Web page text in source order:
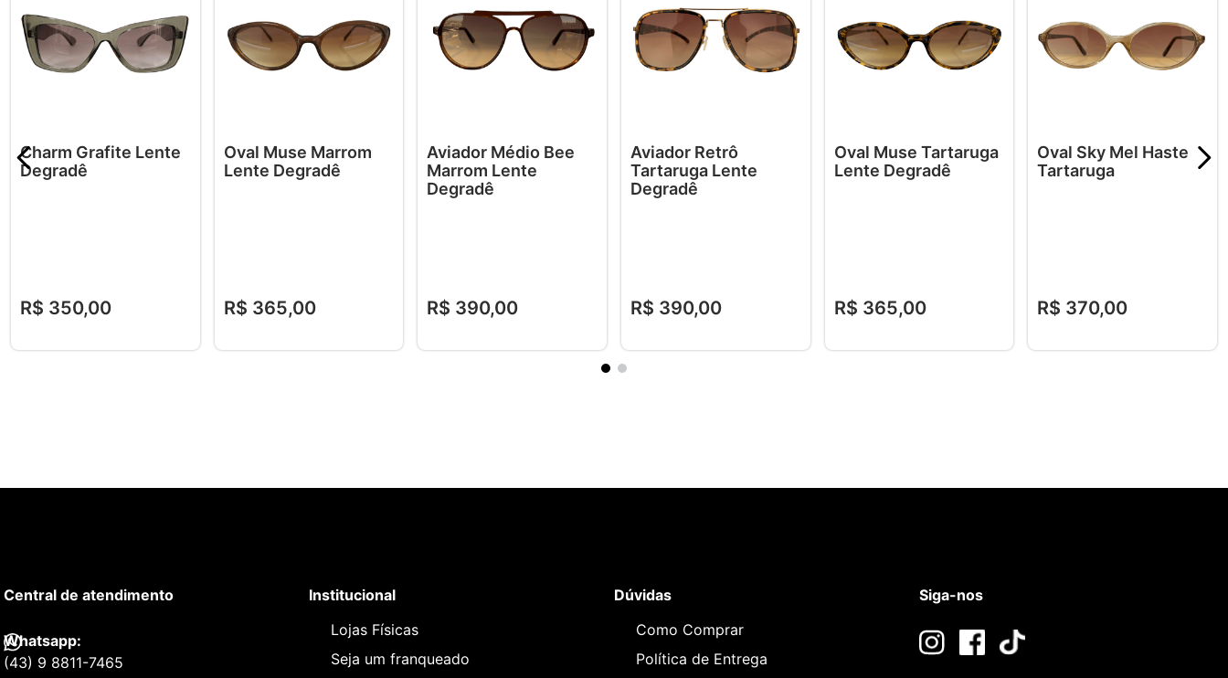
Charm Grafite Lente
Degradê
R$ 350,00
Oval Muse Marrom
Lente Degradê
R$ 365,00
Aviador Médio Bee
Marrom Lente
Degradê
R$ 390,00
Aviador Retrô
Tartaruga Lente
Degradê
R$ 390,00
Oval Muse Tartaruga
Lente Degradê
R$ 365,00
Oval Sky Mel Haste
Tartaruga
R$ 370,00
Central de atendimento
Whatsapp:
(43) 9 8811-7465
Institucional
Lojas Físicas
Seja um franqueado
Dúvidas
Como Comprar
Política de Entrega
Siga-nos